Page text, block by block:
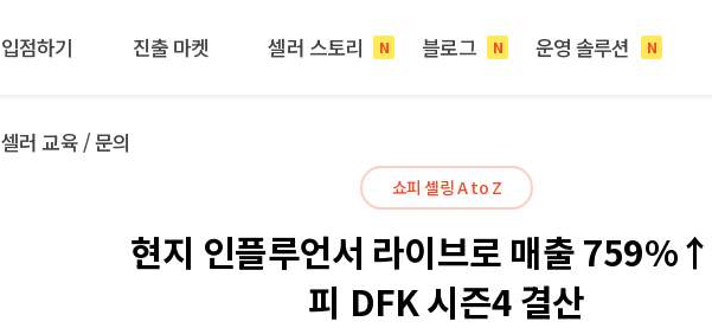
입점하기 진출 마켓 셀러 스토리 N 블로그 N 운영 솔루션 N
셀러 교육 / 문의
쇼피 셀링 A to Z
현지 인플루언서 라이브로 매출
피 DFK 시즌4 결산